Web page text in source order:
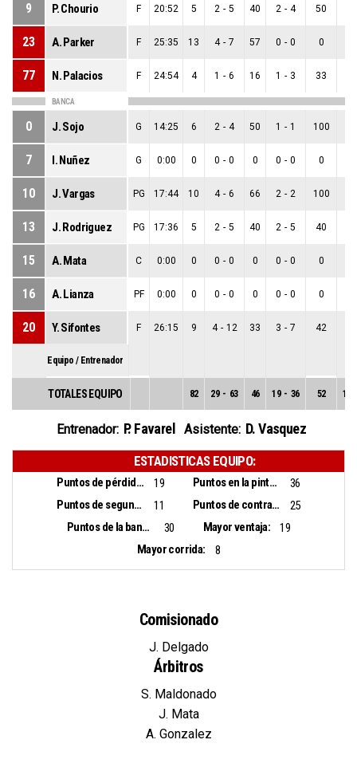
9 P. Chourio F 20:52 5 2 - 5 40 2 - 4 50
23 A. Parker F 25:35 13 4 - 7 57 0 - 0 0
77 N. Palacios F 24:54 4 1 - 6 16 1 - 3 33
BANCA
0 J. Sojo G 14:25 6 2 - 4 50 1 - 1 100
7 I. Nuñez G 0:00 0 0 - 0 0 0 - 0 0
10 J. Vargas PG 17:44 10 4 - 6 66 2 - 2 100
13 J. Rodriguez PG 17:36 5 2 - 5 40 2 - 5 40
15 A. Mata C 0:00 0 0 - 0 0 0 - 0 0
16 A. Lianza PF 0:00 0 0 - 0 0 0 - 0 0
20 Y. Sifontes F 26:15 9 4 - 12 33 3 - 7 42
Equipo / Entrenador
TOTALES EQUIPO 82 29 - 63 46 19 - 36 52 10
Entrenador: P. Favarel Asistente: D. Vasquez
ESTADISTICAS EQUIPO:
Puntos de pérdidas: 19 Puntos en la pintura:
36
Puntos de segunda oportunidad:
11 Puntos de contra ataque:
25
Puntos de la banca:
30 Mayor ventaja:
19
Mayor corrida:
8
Comisionado
J. Delgado
Árbitros
S. Maldonado
J. Mata
A. Gonzalez